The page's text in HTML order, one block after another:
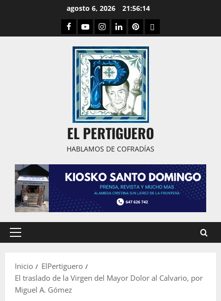
agosto 6, 2026 21:56:15
Facebook
YoutubeInstagram
LinkedPinterestDribbble
EL PERTIGUERO
HABLAMOS DE COFRADÍAS
Menú
Inicio
ElPertiguero
El traslado de la Virgen del Mayor Dolor al Calvario, por
Miguel A. Gómez